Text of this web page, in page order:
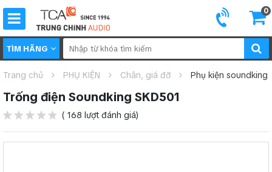
0
TÌM HÃNG
Trang chủ PHỤ KIỆN Chân, giá đỡ Phụ kiện soundking
Trống điện Soundking SKD501
( 168 lượt đánh giá)